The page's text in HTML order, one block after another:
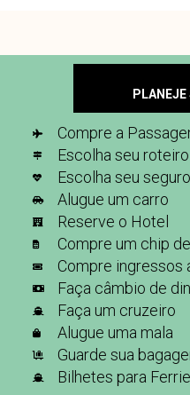
PLANEJE
Compre a
Escolha seu roteiro
Escolha seu
Alugue um carro
Reserve o Hotel
Compre um chip
Compre ingressos
Faça câmbio de
Faça um cruzeiro
Alugue uma mala
Guarde sua
Bilhetes para